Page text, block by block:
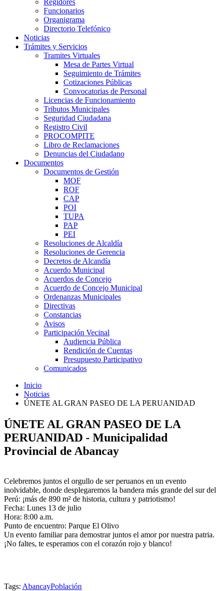
Regidores
Funcionarios
Organigrama
Directorio Telefónico
Noticias
Trámites y Servicios
Tramites Virtuales
Mesa de Partes Virtual
Seguimiento de Trámites
Cotizaciones Públicas
Convocatorias de Personal
Licencias de Funcionamiento
Tributos Municipales
Seguridad Ciudadana
Registro Civil
PROCOMPITE
Libro de Reclamaciones
Denuncias del Ciudadano
Documentos
Documentos de Gestión
MOF
ROF
CAP
POI
TUPA
PAP
PEI
Resoluciones de Alcaldía
Resoluciones de Gerencia
Decretos de Alcandía
Acuerdo Municipal
Acuerdos de Concejo
Acuerdo de Concejo Municipal
Ordenanzas Municipales
Directivas
Constancias
Avisos
Participación Vecinal
Audiencia Pública
Rendición de Cuentas
Presupuesto Participativo
Comunicados
Inicio
Noticias
ÚNETE AL GRAN PASEO DE LA PERUANIDAD
ÚNETE AL GRAN PASEO DE LA
PERUANIDAD - Municipalidad
Provincial de Abancay
Celebremos juntos el orgullo de ser peruanos en un evento
inolvidable, donde desplegaremos la bandera más grande del sur del
Perú: ¡más de 890 m² de historia, cultura y patriotismo!
Fecha: Lunes 13 de julio
Hora: 8:00 a.m.
Punto de encuentro: Parque El Olivo
Un evento familiar para demostrar juntos el amor por nuestra patria.
¡No faltes, te esperamos con el corazón rojo y blanco!
Tags: AbancayPoblación